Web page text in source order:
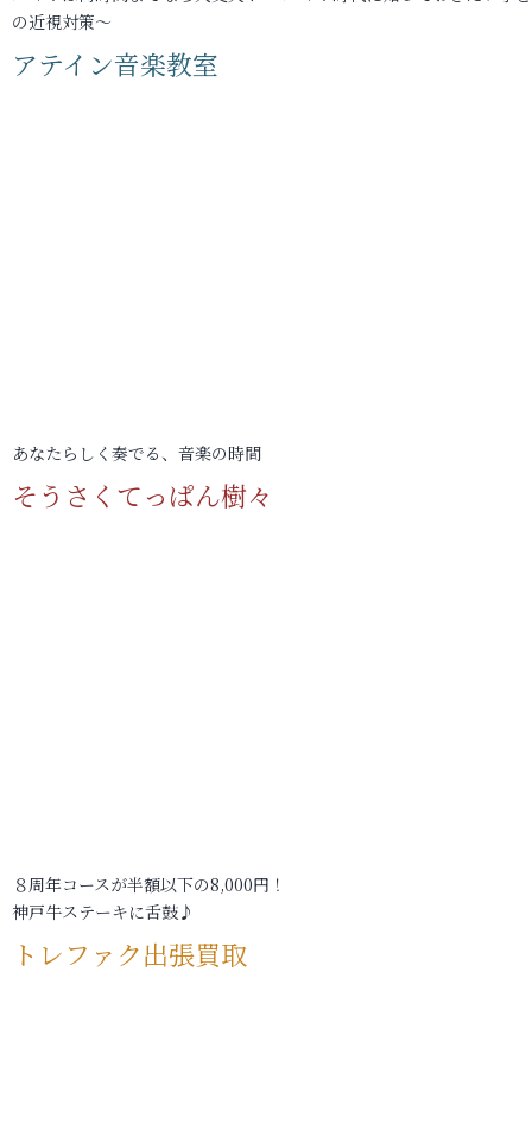
の近視対策～
アテイン音楽教室
あなたらしく奏でる、音楽の時間
そうさくてっぱん樹々
８周年コースが半額以下の8,000円！
神戸牛ステーキに舌鼓♪
トレファク出張買取